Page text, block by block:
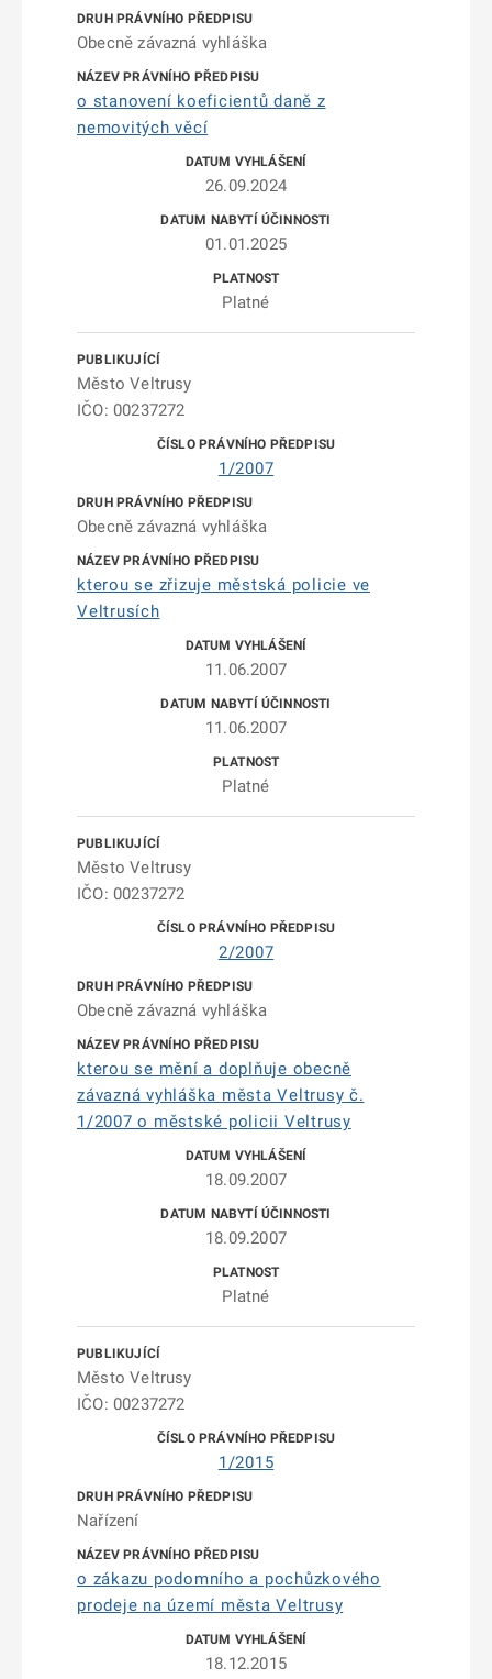
Obecně závazná vyhláška
o stanovení koeficientů daně z
nemovitých věcí
26.09.2024
01.01.2025
Platné
Město Veltrusy
IČO: 00237272
1/2007
Obecně závazná vyhláška
kterou se zřizuje městská policie ve
Veltrusích
11.06.2007
11.06.2007
Platné
Město Veltrusy
IČO: 00237272
2/2007
Obecně závazná vyhláška
kterou se mění a doplňuje obecně
závazná vyhláška města Veltrusy č.
1/2007 o městské policii Veltrusy
18.09.2007
18.09.2007
Platné
Město Veltrusy
IČO: 00237272
1/2015
Nařízení
o zákazu podomního a pochůzkového
prodeje na území města Veltrusy
18.12.2015